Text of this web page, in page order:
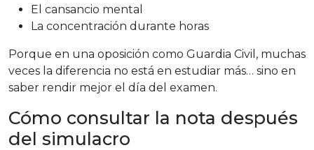
El cansancio mental
La concentración durante horas
Porque en una oposición como Guardia Civil, muchas
veces la diferencia no está en estudiar más… sino en
saber rendir mejor el día del examen.
Cómo consultar la nota después
del simulacro